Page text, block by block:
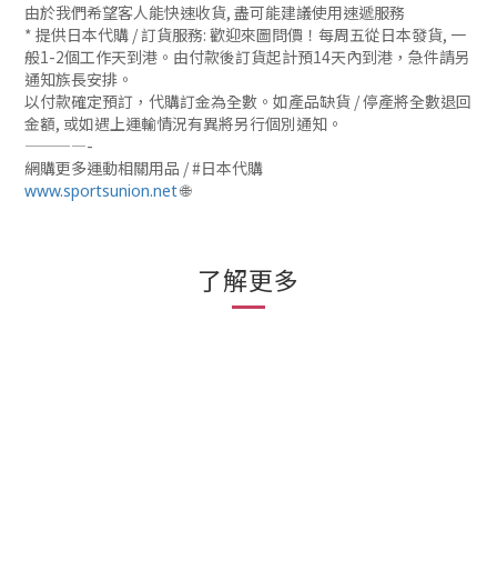
由於我們希望客人能快速收貨, 盡可能建議使用速遞服務
* 提供日本代購 / 訂貨服務: 歡迎來圖問價！每周五從日本發貨, 一
般1-2個工作天到港。由付款後訂貨起計預14天內到港，急件請另
通知族長安排。
以付款確定預訂，代購訂金為全數。如產品缺貨 / 停產將全數退回
金額, 或如遇上運輸情況有異將另行個別通知。
————-
網購更多運動相關用品 / #日本代購
www.sportsunion.net🌐
了解更多